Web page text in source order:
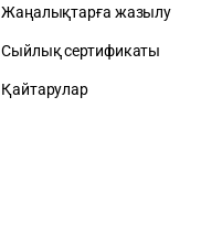
Жаңалықтарға жазылу
Сыйлық сертификаты
Қайтарулар